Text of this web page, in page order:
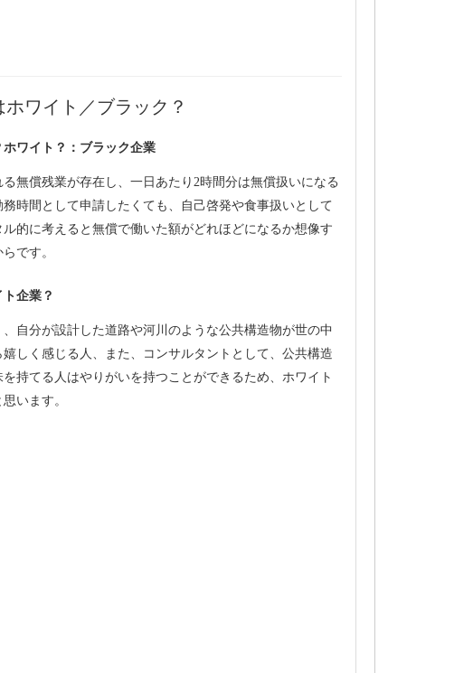
ワイト／ブラック？
ワイト？：ブラック企業
無償残業が存在し、一日あたり2時間分は無償扱いになる
時間として申請したくても、自己啓発や食事扱いとして
的に考えると無償で働いた額がどれほどになるか想像す
です。
企業？
自分が設計した道路や河川のような公共構造物が世の中
しく感じる人、また、コンサルタントとして、公共構造
持てる人はやりがいを持つことができるため、ホワイト
います。